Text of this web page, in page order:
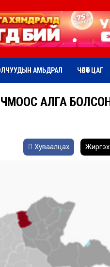
АМЬДРАЛ ЧӨЛӨӨТ ЦАГ
АЛГА БОЛСОН
Хуваалцах Жиргэх